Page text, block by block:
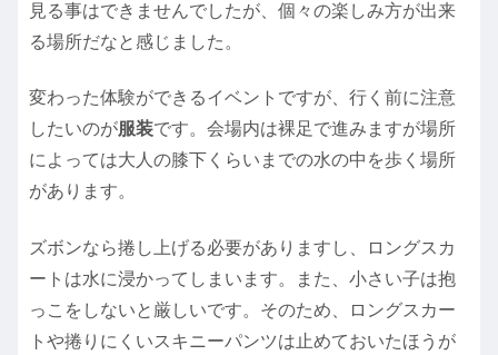
見る事はできませんでしたが、個々の楽しみ方が出来
る場所だなと感じました。
変わった体験ができるイベントですが、行く前に注意
したいのが服装です。会場内は裸足で進みますが場所
によっては大人の膝下くらいまでの水の中を歩く場所
があります。
ズボンなら捲し上げる必要がありますし、ロングスカ
ートは水に浸かってしまいます。また、小さい子は抱
っこをしないと厳しいです。そのため、ロングスカー
トや捲りにくいスキニーパンツは止めておいたほうが